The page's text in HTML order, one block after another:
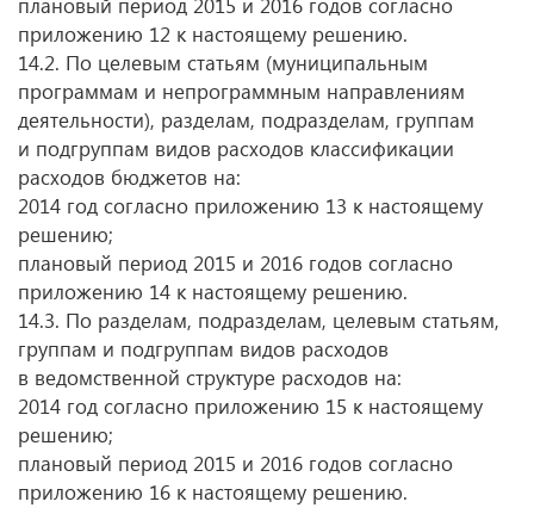
приложению 12 к настоящему решению.
14.2. По целевым статьям (муниципальным
программам и непрограммным направлениям
деятельности), разделам, подразделам, группам
и подгруппам видов расходов классификации
расходов бюджетов на:
2014 год согласно приложению 13 к настоящему
решению;
плановый период 2015 и 2016 годов согласно
приложению 14 к настоящему решению.
14.3. По разделам, подразделам, целевым статьям,
группам и подгруппам видов расходов
в ведомственной структуре расходов на:
2014 год согласно приложению 15 к настоящему
решению;
плановый период 2015 и 2016 годов согласно
приложению 16 к настоящему решению.